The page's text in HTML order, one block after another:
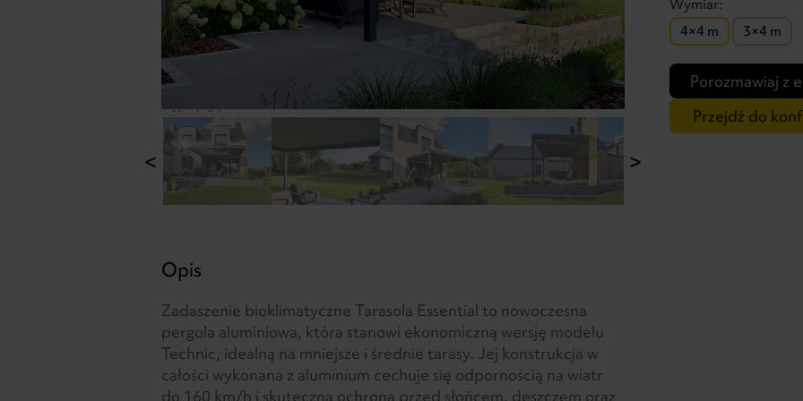
< >
Opis
Zadaszenie bioklimatyczne Tarasola Essential to nowoczesna
pergola aluminiowa, która stanowi ekonomiczną wersję modelu
Technic, idealną na mniejsze i średnie tarasy. Jej konstrukcja w
całości wykonana z aluminium cechuje się odpornością na wiatr
do 160 km/h i skuteczną ochroną przed słońcem, deszczem oraz
Wymiar:
4×4 m
3×4 m
Porozmawiaj z
Przejdź do